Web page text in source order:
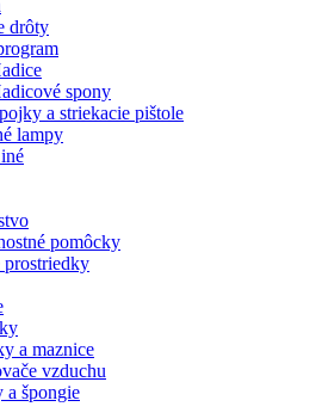
drôty
spony
a striekacie pištole
lampy
pomôcky
prostriedky
a maznice
vzduchu
a špongie